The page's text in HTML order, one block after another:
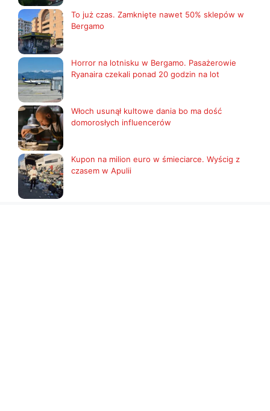
To już czas. Zamknięte nawet 50% sklepów w
Bergamo
Horror na lotnisku w Bergamo. Pasażerowie
Ryanaira czekali ponad 20 godzin na lot
Włoch usunął kultowe dania bo ma dość
domorosłych influencerów
Kupon na milion euro w śmieciarce. Wyścig z
czasem w Apulii